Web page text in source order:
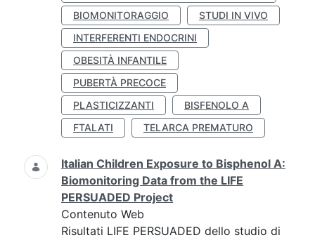
BIOMONITORAGGIO
STUDI IN VIVO
INTERFERENTI ENDOCRINI
OBESITÀ INFANTILE
PUBERTÀ PRECOCE
PLASTICIZZANTI
BISFENOLO A
FTALATI
TELARCA PREMATURO
Italian Children Exposure to Bisphenol A:
Biomonitoring Data from the LIFE
PERSUADED Project
Contenuto Web
Risultati LIFE PERSUADED dello studio di